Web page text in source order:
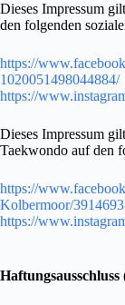
Dieses Impressum
den folgenden
https://
1020051498044884/
https://
Dieses Impressum
Taekwondo auf den
https://
Kolbermoor/
https://